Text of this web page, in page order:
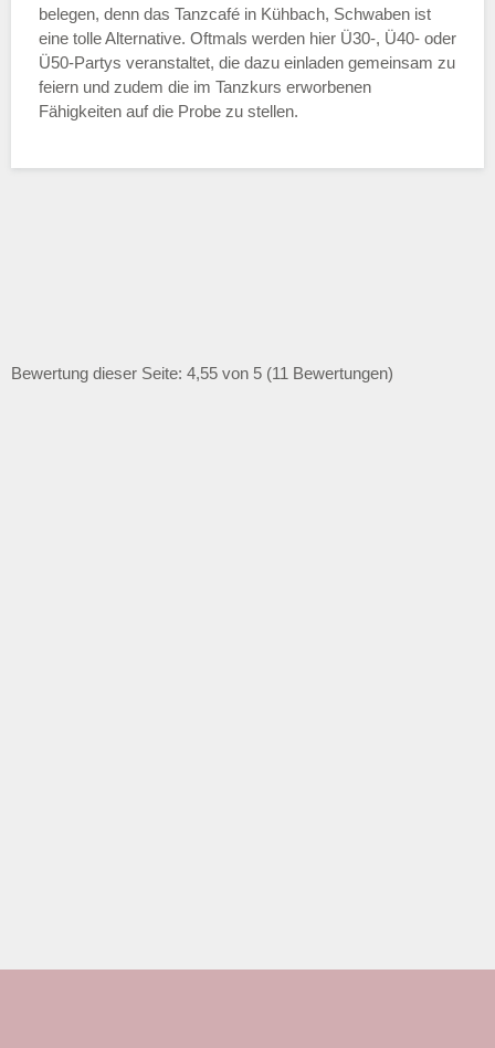
belegen, denn das Tanzcafé in Kühbach, Schwaben ist
eine tolle Alternative. Oftmals werden hier Ü30-, Ü40- oder
Ü50-Partys veranstaltet, die dazu einladen gemeinsam zu
feiern und zudem die im Tanzkurs erworbenen
Fähigkeiten auf die Probe zu stellen.
Bewertung dieser Seite: 4,55 von 5 (11 Bewertungen)